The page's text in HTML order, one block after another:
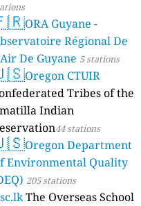
ORA Guyane -
Régional De
De Guyane 5 stations
Oregon CTUIR
Tribes of the
Indian
44 stations
Oregon Department
Environmental Quality
205 stations
The Overseas School